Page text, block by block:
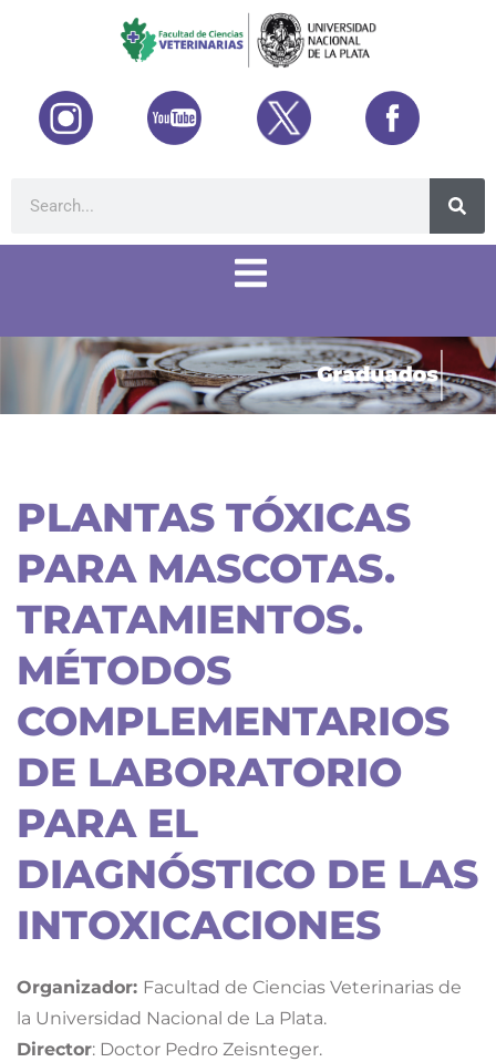
PLANTAS TÓXICAS
PARA MASCOTAS.
TRATAMIENTOS.
MÉTODOS
COMPLEMENTARIOS
DE LABORATORIO
PARA EL
DIAGNÓSTICO DE LAS
INTOXICACIONES
Organizador: Facultad de Ciencias Veterinarias de
la Universidad Nacional de La Plata.
Director: Doctor Pedro Zeisnteger.